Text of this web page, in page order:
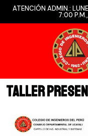
ATENCIÓN ADMIN.:
7:00
TALLER